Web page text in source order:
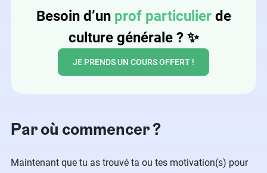
Besoin d’un prof particulierde
culture générale ? ✨
JE PRENDS UN COURS OFFERT !
Par où commencer ?
Maintenant que tu as trouvé ta ou tes motivation(s) pour